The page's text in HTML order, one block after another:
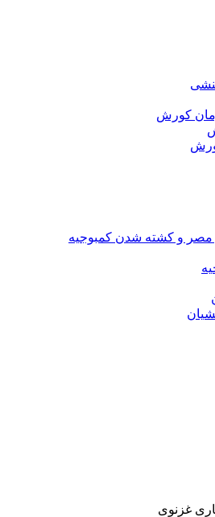
کورش
مصر و کشته شدن کمبوجیه
غزنوی